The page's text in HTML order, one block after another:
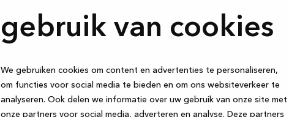
gebruik van cookies
We gebruiken cookies om content en advertenties te personaliseren,
om functies voor social media te bieden en om ons websiteverkeer te
analyseren. Ook delen we informatie over uw gebruik van onze site met
onze partners voor social media, adverteren en analyse. Deze partners